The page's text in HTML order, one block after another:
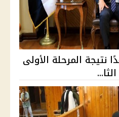
نتيجة المرحلة الأولى